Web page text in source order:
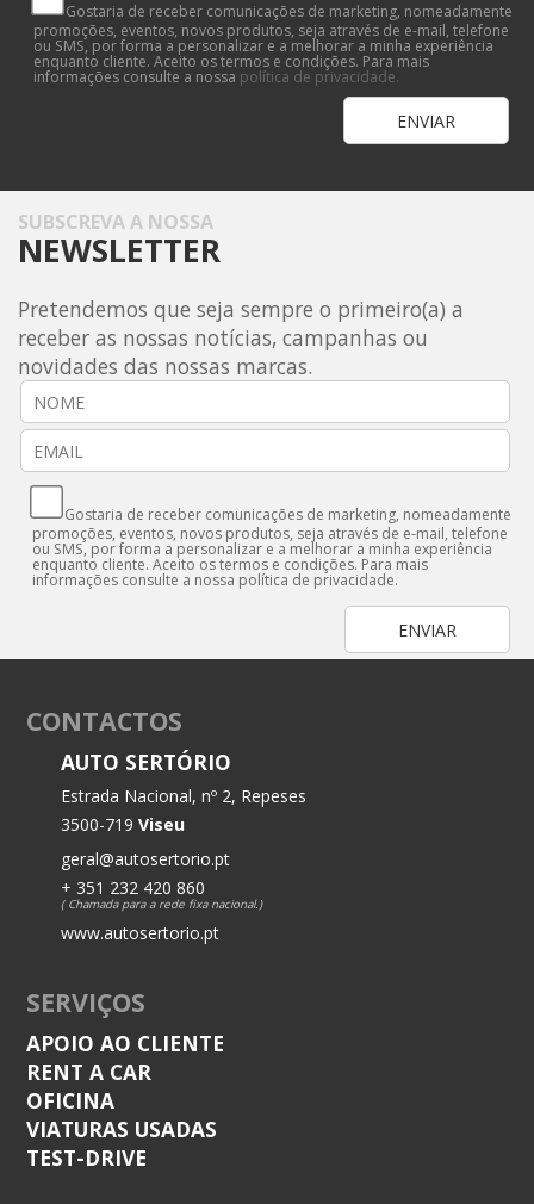
Gostaria de receber comunicações de marketing, nomeadamente
promoções, eventos, novos produtos, seja através de e-mail, telefone
ou SMS, por forma a personalizar e a melhorar a minha experiência
enquanto cliente. Aceito os termos e condições. Para mais
informações consulte a nossa política de privacidade.
SUBSCREVA A NOSSA
NEWSLETTER
Pretendemos que seja sempre o primeiro(a) a
receber as nossas notícias, campanhas ou
novidades das nossas marcas.
Gostaria de receber comunicações de marketing, nomeadamente
promoções, eventos, novos produtos, seja através de e-mail, telefone
ou SMS, por forma a personalizar e a melhorar a minha experiência
enquanto cliente. Aceito os termos e condições. Para mais
informações consulte a nossa política de privacidade.
CONTACTOS
AUTO SERTÓRIO
Estrada Nacional, nº 2, Repeses
3500-719Viseu
geral@autosertorio.pt
+ 351 232 420 860
( Chamada para a rede fixa nacional.)
www.autosertorio.pt
SERVIÇOS
APOIO AO CLIENTE
RENT A CAR
OFICINA
VIATURAS USADAS
TEST-DRIVE